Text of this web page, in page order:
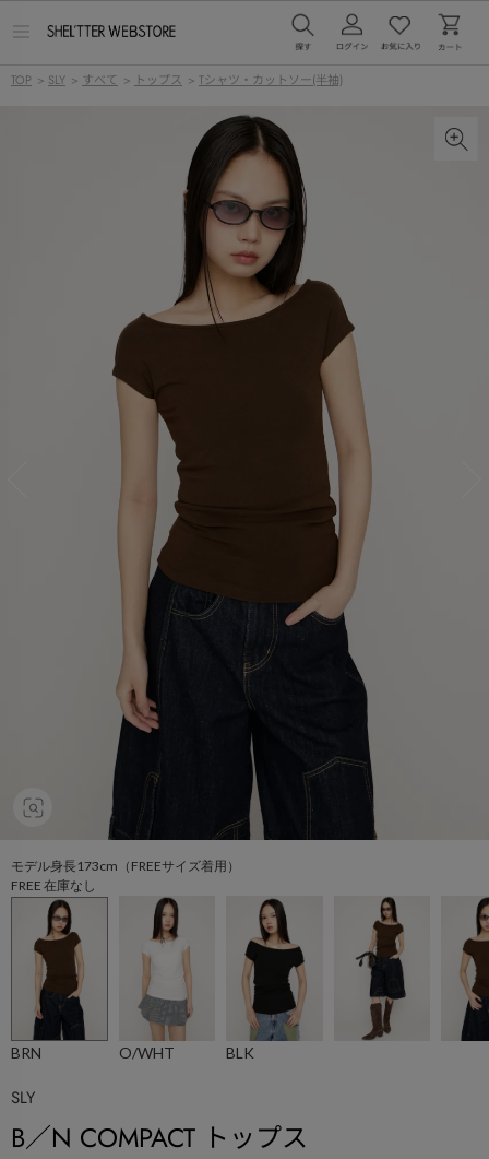
ー
TOP > SLY > すべて > トップス > Tシャツ・カットソー(半袖)
モデル身長173cm（FREEサイズ着用）
FREE 在庫なし
BRN O/WHT BLK
SLY
B／N COMPACT トップス